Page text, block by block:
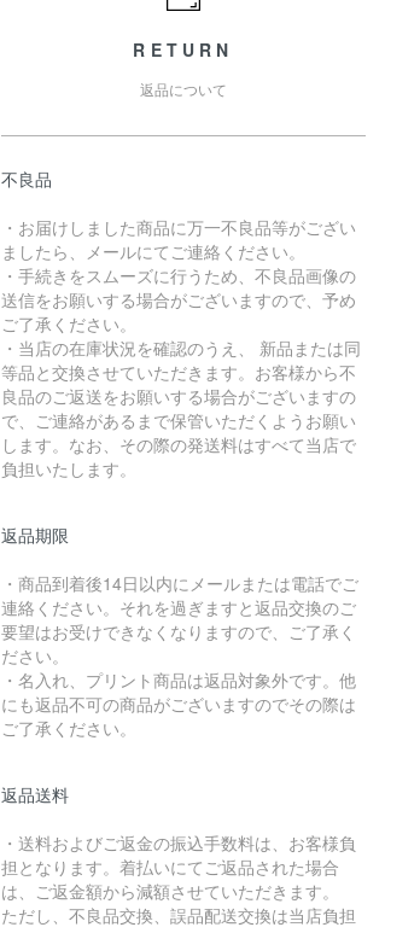
RETURN
返品について
不良品
・お届けしました商品に万一不良品等がござい
ましたら、メールにてご連絡ください。
・手続きをスムーズに行うため、不良品画像の
送信をお願いする場合がございますので、予め
ご了承ください。
・当店の在庫状況を確認のうえ、 新品または同
等品と交換させていただきます。お客様から不
良品のご返送をお願いする場合がございますの
で、ご連絡があるまで保管いただくようお願い
します。なお、その際の発送料はすべて当店で
負担いたします。
返品期限
・商品到着後14日以内にメールまたは電話でご
連絡ください。それを過ぎますと返品交換のご
要望はお受けできなくなりますので、ご了承く
ださい。
・名入れ、プリント商品は返品対象外です。他
にも返品不可の商品がございますのでその際は
ご了承ください。
返品送料
・送料およびご返金の振込手数料は、お客様負
担となります。着払いにてご返品された場合
は、ご返金額から減額させていただきます。
ただし、不良品交換、誤品配送交換は当店負担